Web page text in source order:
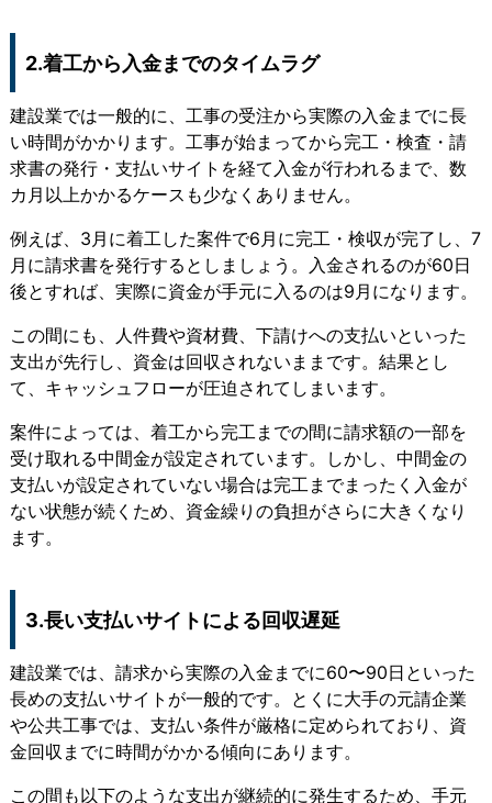
2.着工から入金までのタイムラグ
建設業では一般的に、工事の受注から実際の入金までに長
い時間がかかります。工事が始まってから完工・検査・請
求書の発行・支払いサイトを経て入金が行われるまで、数
カ月以上かかるケースも少なくありません。
例えば、3月に着工した案件で6月に完工・検収が完了し、7
月に請求書を発行するとしましょう。入金されるのが60日
後とすれば、実際に資金が手元に入るのは9月になります。
この間にも、
人件費や資材費、下請けへの支払いといった
支出が先行し、資金は回収されないまま です。結果とし
て、キャッシュフローが圧迫されてしまいます。
案件によっては、着工から完工までの間に請求額の一部を
受け取れる中間金が設定されています。しかし、中間金の
支払いが設定されていない場合は完工までまったく入金が
ない状態が続くため、資金繰りの負担がさらに大きくなり
ます。
3.長い支払いサイトによる回収遅延
建設業では、 請求から実際の入金までに60〜90日といった
長めの支払いサイトが一般的です。とくに大手の元請企業
や公共工事では、支払い条件が厳格に定められており、資
金回収までに時間がかかる傾向にあります。
この間も以下のような支出が継続的に発生するため、手元